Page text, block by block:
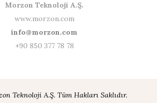
Morzon Teknoloji A.Ş.
www.morzon.com
info@morzon.com
+90 850 377 78 78
Teknoloji A.Ş. Tüm Hakları Saklıdır.